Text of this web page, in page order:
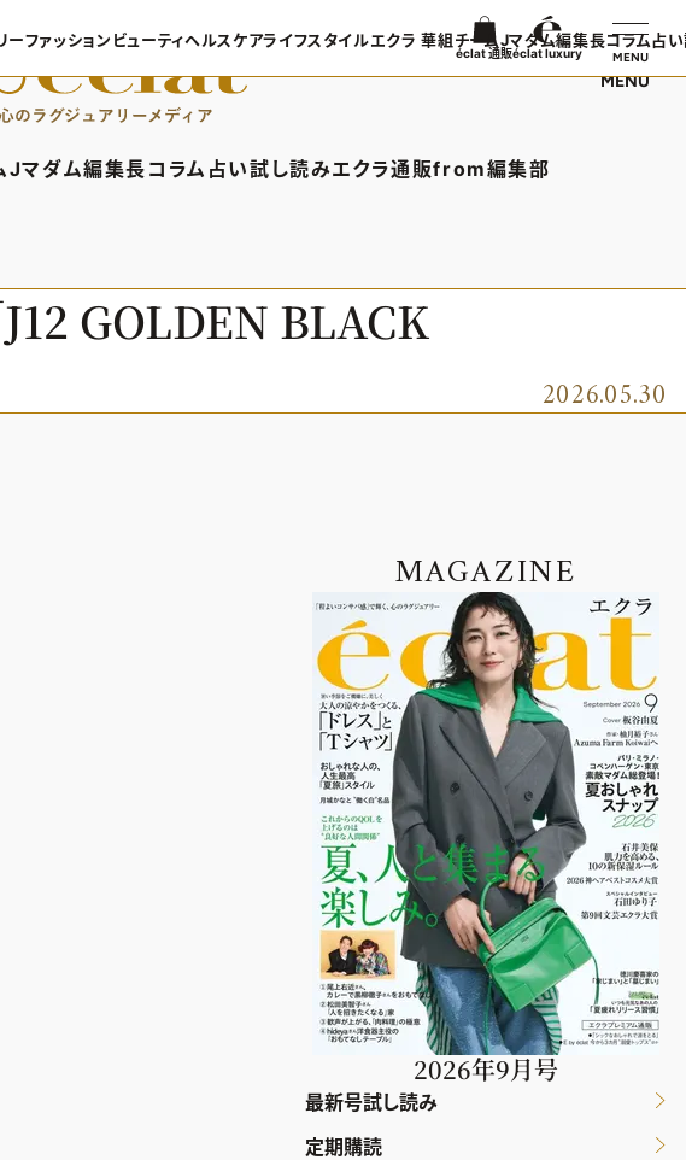
MENU
ー一覧
ング
Jマダム
ームJマダムメンバー一覧
チームJマダムランキング
編集長コラム
あら、素敵☆ 手帖
占い
イヴルルド遙華の12星座占い
試し読みエクラ通販
エクラプレミアムNEWS
通販ランキング
エクラプレミアム通販
from編集部
インフォメーション
ー
ュアリーTOP
ーTOPICS
ファッション
ファッションTOP
ファッションTOPICS
ビューティ
ビューティTOP
ヘアスタイル・ヘアケア
ヘルスケア
ヘルスケアTOP
ヘルスケアTOPICS
50代健康のお悩み
ライフスタイル
車・家電
カルチャー
エクラ 華組
エクラ 華組メンバー一覧
チームJマダム
チームJマダムメンバー一
編集長コラム占い
éclat 通販éclat luxury MENU
J12 GOLDEN BLACK
2026.05.30
MAGAZINE
2026年9月号
最新号試し読み
定期購読